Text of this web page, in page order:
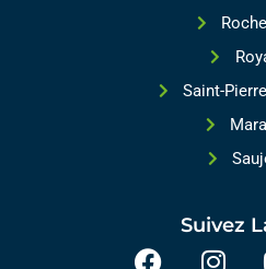
Saint-
Suivez